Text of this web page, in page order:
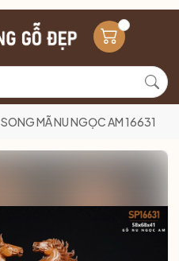
SONG MÃ NU NGỌC AM 16631